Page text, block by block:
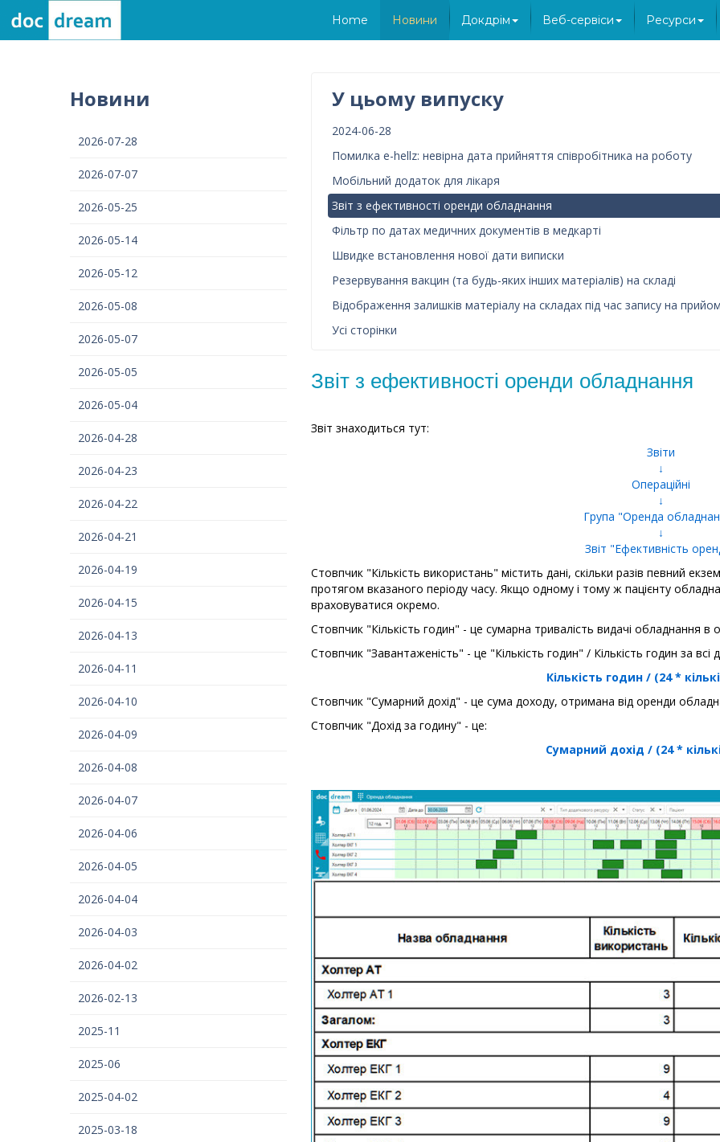
Home Новини Докдрім Веб-сервіси Ресурси
Новини
2026-07-28
2026-07-07
2026-05-25
2026-05-14
2026-05-12
2026-05-08
2026-05-07
2026-05-05
2026-05-04
2026-04-28
2026-04-23
2026-04-22
2026-04-21
2026-04-19
2026-04-15
2026-04-13
2026-04-11
2026-04-10
2026-04-09
2026-04-08
2026-04-07
2026-04-06
2026-04-05
2026-04-04
2026-04-03
2026-04-02
2026-02-13
2025-11
2025-06
2025-04-02
2025-03-18
У цьому випуску
2024-06-28
Помилка e-hellz: невірна дата прийняття співробітника на роботу
Мобільний додаток для лікаря
Звіт з ефективності оренди обладнання
Фільтр по датах медичних документів в медкарті
Швидке встановлення нової дати виписки
Резервування вакцин (та будь-яких інших матеріалів) на складі
Відображення залишків матеріалу на складах під час запису на
Усі сторінки
Звіт з ефективності оренди обладнання
Звіт знаходиться тут:
Звіти
↓
Операційні
↓
Група "Оренда
↓
Звіт "Ефективність
Стовпчик "Кількість використань" містить дані, скільки разів певний
протягом вказаного періоду часу. Якщо одному і тому ж пацієнту
враховуватися окремо.
Стовпчик "Кількість годин" - це сумарна тривалість видачі обладнання в
Стовпчик "Завантаженість" - це "Кількість годин" / Кількість годин за всі
Кількість годин / (24 *
Стовпчик "Сумарний дохід" - це сума доходу, отримана від оренди
Стовпчик "Дохід за годину" - це:
Сумарний дохід / (24 *